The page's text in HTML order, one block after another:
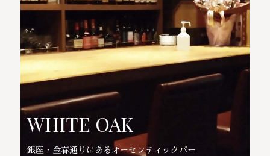
WHITE OAK
銀座・金春通りにあるオーセンティックバー